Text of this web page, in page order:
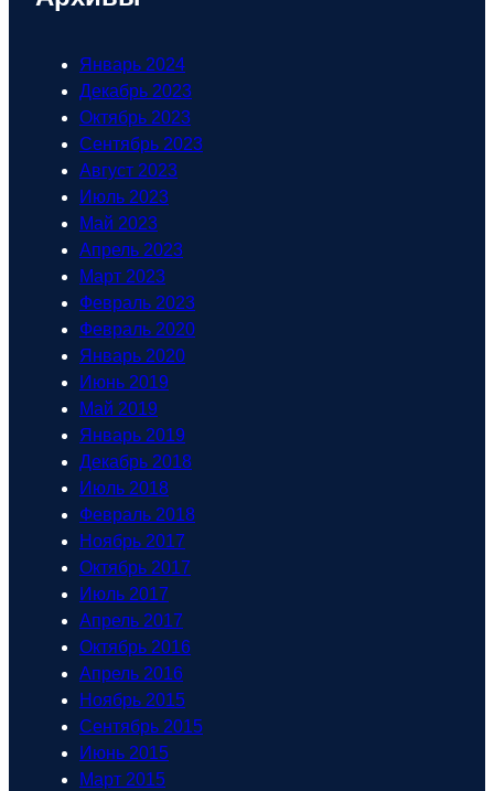
Январь 2024
Декабрь 2023
Октябрь 2023
Сентябрь 2023
Август 2023
Июль 2023
Май 2023
Апрель 2023
Март 2023
Февраль 2023
Февраль 2020
Январь 2020
Июнь 2019
Май 2019
Январь 2019
Декабрь 2018
Июль 2018
Февраль 2018
Ноябрь 2017
Октябрь 2017
Июль 2017
Апрель 2017
Октябрь 2016
Апрель 2016
Ноябрь 2015
Сентябрь 2015
Июнь 2015
Март 2015